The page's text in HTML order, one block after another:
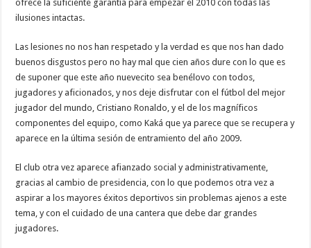
ofrece la suficiente garantía para empezar el 2010 con todas las
ilusiones intactas.
Las lesiones no nos han respetado y la verdad es que nos han dado
buenos disgustos pero no hay mal que cien años dure con lo que es
de suponer que este año nuevecito sea benélovo con todos,
jugadores y aficionados, y nos deje disfrutar con el fútbol del mejor
jugador del mundo, Cristiano Ronaldo, y el de los magníficos
componentes del equipo, como Kaká que ya parece que se recupera y
aparece en la última sesión de entramiento del año 2009.
El club otra vez aparece afianzado social y administrativamente,
gracias al cambio de presidencia, con lo que podemos otra vez a
aspirar a los mayores éxitos deportivos sin problemas ajenos a este
tema, y con el cuidado de una cantera que debe dar grandes
jugadores.